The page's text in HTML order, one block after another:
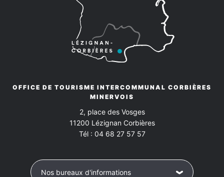
OFFICE DE TOURISME INTERCOMMUNAL CORBIÈRES
MINERVOIS
2, place des Vosges
11200 Lézignan Corbières
Tél : 04 68 27 57 57
Nos bureaux d'informations